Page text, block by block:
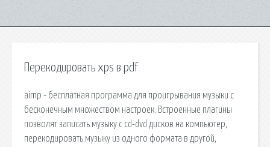
Перекодировать xps в pdf
aimp - бесплатная программа для проигрывания музыки с
бесконечным множеством настроек. Встроенные плагины
позволят записать музыку с cd-dvd дисков на компьютер,
перекодировать музыку из одного формата в другой,